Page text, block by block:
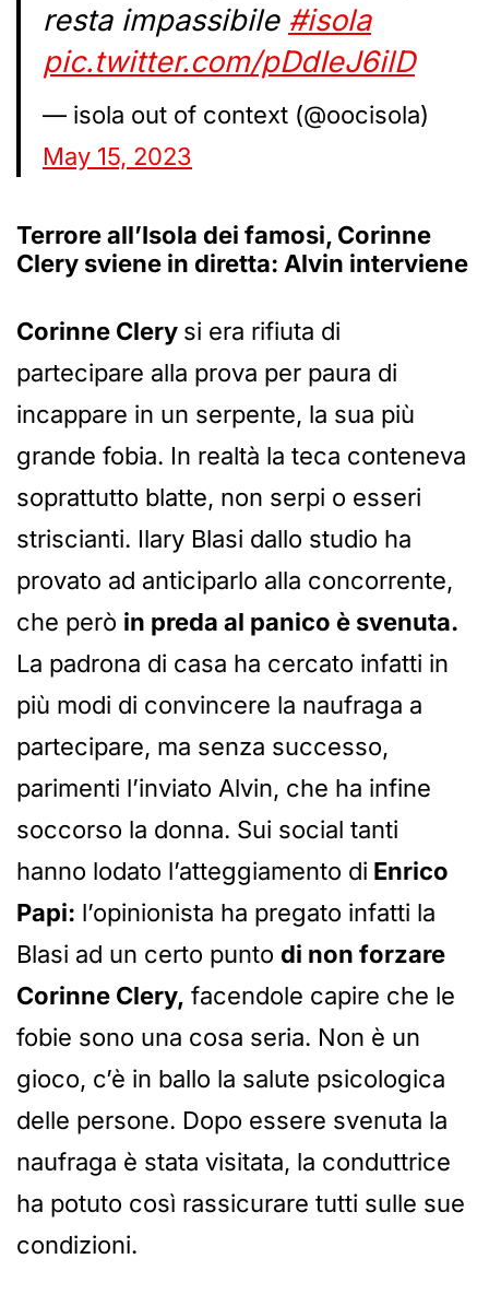
resta impassibile #isola
pic.twitter.com/pDdIeJ6ilD
— isola out of context (@oocisola)
May 15, 2023
Terrore all’Isola dei famosi, Corinne
Clery sviene in diretta: Alvin interviene
Corinne Clery si era rifiuta di
partecipare alla prova per paura di
incappare in un serpente, la sua più
grande fobia. In realtà la teca conteneva
soprattutto blatte, non serpi o esseri
striscianti. Ilary Blasi dallo studio ha
provato ad anticiparlo alla concorrente,
che però in preda al panico è svenuta.
La padrona di casa ha cercato infatti in
più modi di convincere la naufraga a
partecipare, ma senza successo,
parimenti l’inviato Alvin, che ha infine
soccorso la donna. Sui social tanti
hanno lodato l’atteggiamento di Enrico
Papi: l’opinionista ha pregato infatti la
Blasi ad un certo punto di non forzare
Corinne Clery, facendole capire che le
fobie sono una cosa seria. Non è un
gioco, c’è in ballo la salute psicologica
delle persone. Dopo essere svenuta la
naufraga è stata visitata, la conduttrice
ha potuto così rassicurare tutti sulle sue
condizioni.